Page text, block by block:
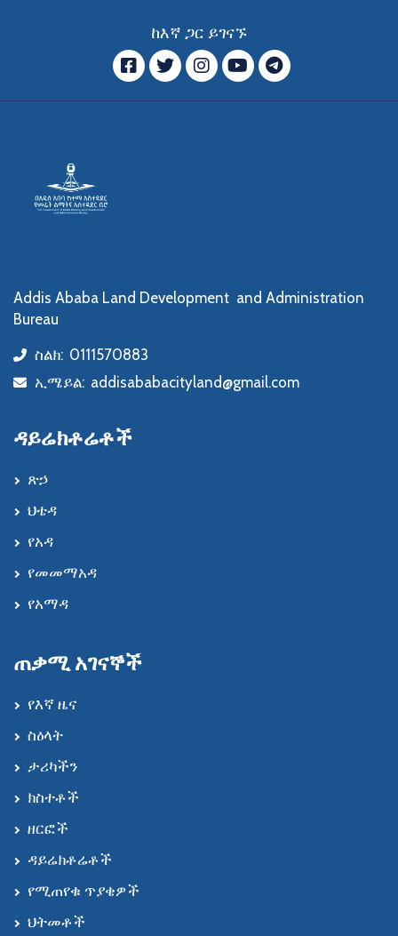
ከእኛ ጋር ይገናኙ
ፌስቡክትዊተርኢንስታግራም
ዩ ቲዩብቴሌግራም
Addis Ababa Land Development and Administration
Bureau
icon
ስልክ: 0111570883
icon
ኢሜይል: addisababacityland@gmail.com
ዳይሬክቶሬቶች
ጽኃ
ህቴዳ
የአዳ
የመመማአዳ
የአማዳ
ጠቃሚ አገናኞች
የእኛ ዜና
ስዕላት
ታሪካችን
ክስተቶች
ዘርፎች
ዳይሬክቶሬቶች
የሚጠየቁ ጥያቄዎች
ህትመቶች